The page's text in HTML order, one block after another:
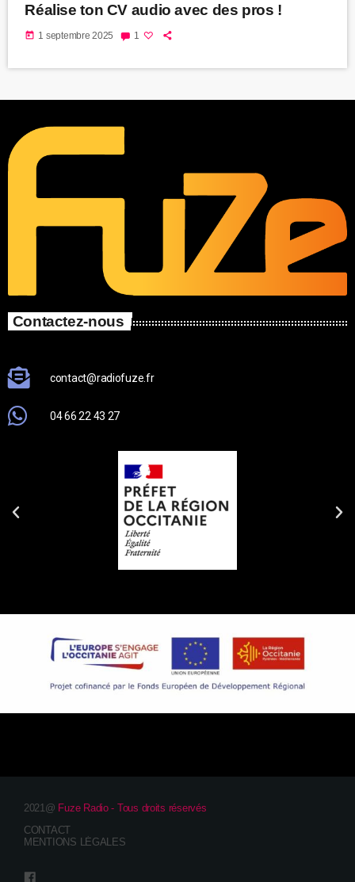
Réalise ton CV audio avec des pros !
today 1 septembre 2025 1
Contactez-nous
contact@radiofuze.fr
04 66 22 43 27
2021@ Fuze Radio - Tous droits réservés
CONTACT
MENTIONS LÉGALES